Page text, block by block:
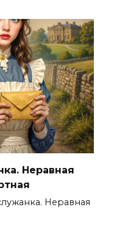
Неравная
Неравная